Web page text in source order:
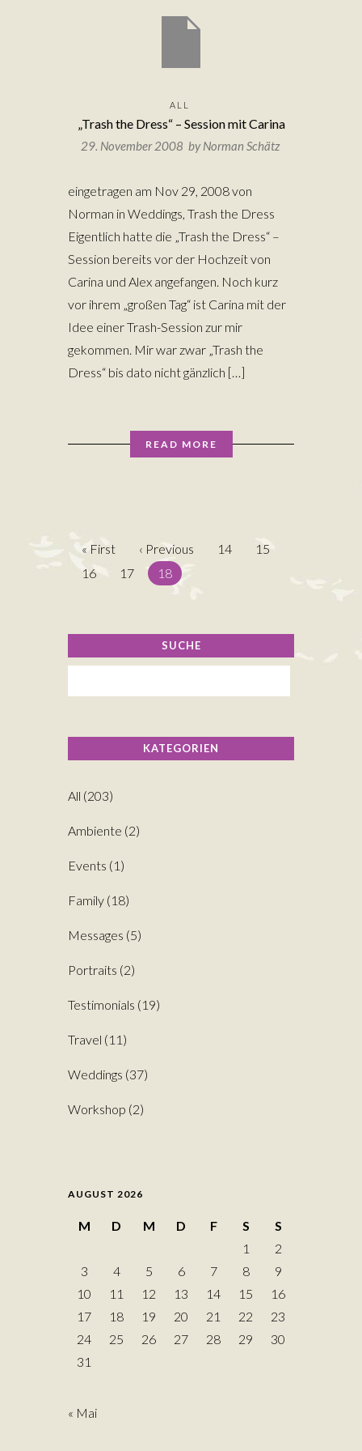
ALL
„Trash the Dress“ – Session mit Carina
29. November 2008 byNorman Schätz
eingetragen am Nov 29, 2008 von
Norman in Weddings, Trash the Dress
Eigentlich hatte die „Trash the Dress“ –
Session bereits vor der Hochzeit von
Carina und Alex angefangen. Noch kurz
vor ihrem „großen Tag“ ist Carina mit der
Idee einer Trash-Session zur mir
gekommen. Mir war zwar „Trash the
Dress“ bis dato nicht gänzlich […]
READ MORE
« First ‹ Previous 14
15
16
17 18
SUCHE
KATEGORIEN
All (203)
Ambiente (2)
Events (1)
Family (18)
Messages (5)
Portraits (2)
Testimonials (19)
Travel (11)
Weddings (37)
Workshop (2)
AUGUST 2026
M D M D F S
S
1
2
3
4 5 6 7 8
9
10
11 12 13 14 15
16
17
18 19 20 21 22
23
24
25 26 27 28 29
30
31
« Mai